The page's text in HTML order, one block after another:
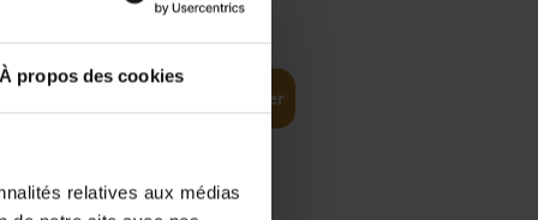
À propos des cookies
relatives aux médias
world 29,99
Ajouter au panier